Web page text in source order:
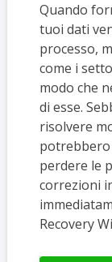
Quando
tuoi dati
processo,
come i
modo che
di esse.
risolvere
potrebbero
perdere le
correzioni
Recovery